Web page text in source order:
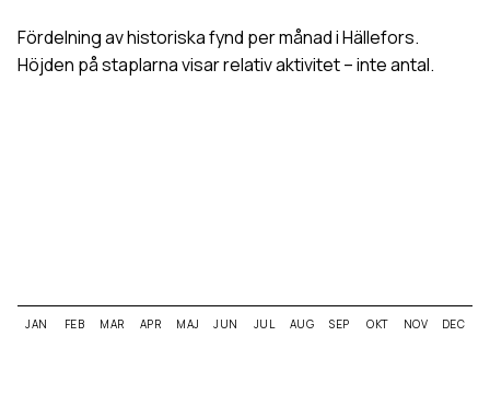
Fördelning av historiska fynd per månad iHällefors.
Höjden på staplarna visar relativ aktivitet – inte antal.
JAN FEB MAR APR MAJ JUN JUL AUG SEP OKT NOV DEC